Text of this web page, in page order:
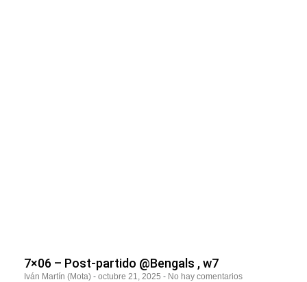
7×06 – Post-partido @Bengals , w7
Iván Martín (Mota) octubre 21, 2025 No hay comentarios